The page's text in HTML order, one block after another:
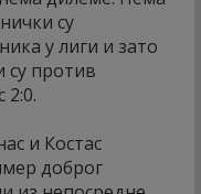
су
у лиги и зато
су против
2:0.
и Костас
доброг